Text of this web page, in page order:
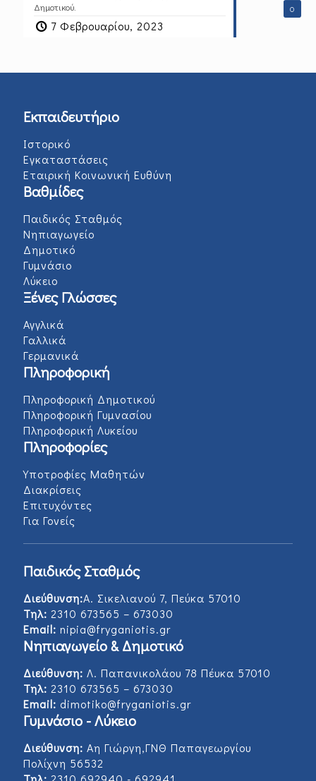
0
Δημοτικού.
7 Φεβρουαρίου, 2023
Εκπαιδευτήριο
Ιστορικό
Εγκαταστάσεις
Εταιρική Κοινωνική Ευθύνη
Βαθμίδες
Παιδικός Σταθμός
Νηπιαγωγείο
Δημοτικό
Γυμνάσιο
Λύκειο
Ξένες Γλώσσες
Αγγλικά
Γαλλικά
Γερμανικά
Πληροφορική
Πληροφορική Δημοτικού
Πληροφορική Γυμνασίου
Πληροφορική Λυκείου
Πληροφορίες
Υποτροφίες Μαθητών
Διακρίσεις
Επιτυχόντες
Για Γονείς
Παιδικός Σταθμός
Διεύθυνση:Α. Σικελιανού 7, Πεύκα 57010
Τηλ: 2310 673565 – 673030
Email: nipia@fryganiotis.gr
Νηπιαγωγείο & Δημοτικό
Διεύθυνση: Λ. Παπανικολάου 78 Πέυκα 57010
Τηλ: 2310 673565 – 673030
Email: dimotiko@fryganiotis.gr
Γυμνάσιο - Λύκειο
Διεύθυνση: Αη Γιώργη,ΓΝΘ Παπαγεωργίου
Πολίχνη 56532